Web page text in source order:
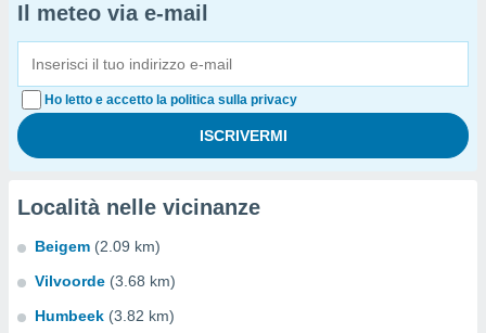
Il meteo via e-mail
Ho letto e accetto la politica sulla privacy
Località nelle vicinanze
Beigem (2.09 km)
Vilvoorde (3.68 km)
Humbeek (3.82 km)